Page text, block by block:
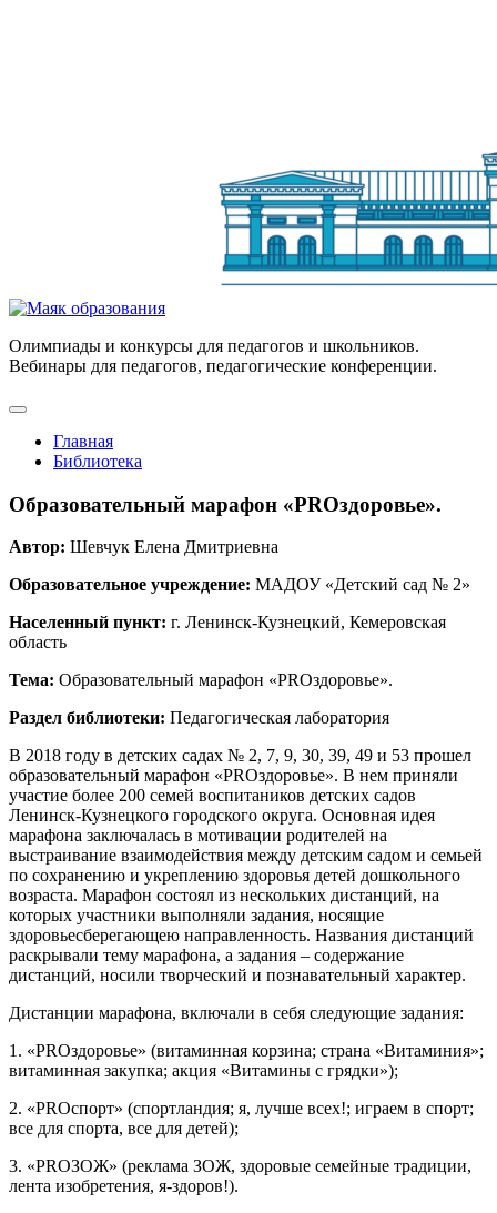
Олимпиады и конкурсы для педагогов и школьников.
Вебинары для педагогов, педагогические конференции.
Главная
Библиотека
Образовательный марафон «PROздоровье».
Автор: Шевчук Елена Дмитриевна
Образовательное учреждение: МАДОУ «Детский сад № 2»
Населенный пункт: г. Ленинск-Кузнецкий, Кемеровская
область
Тема: Образовательный марафон «PROздоровье».
Раздел библиотеки: Педагогическая лаборатория
В 2018 году в детских садах № 2, 7, 9, 30, 39, 49 и 53 прошел
образовательный марафон «PROздоровье». В нем приняли
участие более 200 семей воспитаников детских садов
Ленинск-Кузнецкого городского округа. Основная идея
марафона заключалась в мотивации родителей на
выстраивание взаимодействия между детским садом и семьей
по сохранению и укреплению здоровья детей дошкольного
возраста. Марафон состоял из нескольких дистанций, на
которых участники выполняли задания, носящие
здоровьесберегающею направленность. Названия дистанций
раскрывали тему марафона, а задания – содержание
дистанций, носили творческий и познавательный характер.
Дистанции марафона, включали в себя следующие задания:
1. «PROздоровье» (витаминная корзина; страна «Витаминия»;
витаминная закупка; акция «Витамины с грядки»);
2. «PROспорт» (спортландия; я, лучше всех!; играем в спорт;
все для спорта, все для детей);
3. «PROЗОЖ» (реклама ЗОЖ, здоровые семейные традиции,
лента изобретения, я-здоров!).